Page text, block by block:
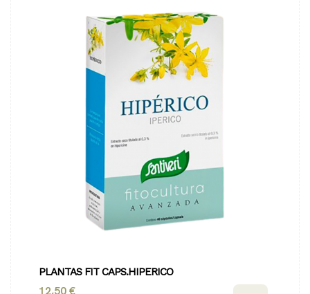
PLANTAS FIT CAPS.HIPERICO
12,50 €